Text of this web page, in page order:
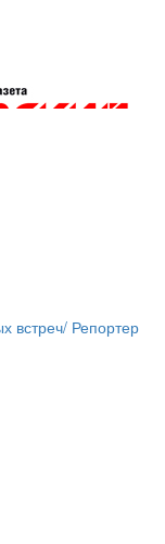
встреч/ Репортер